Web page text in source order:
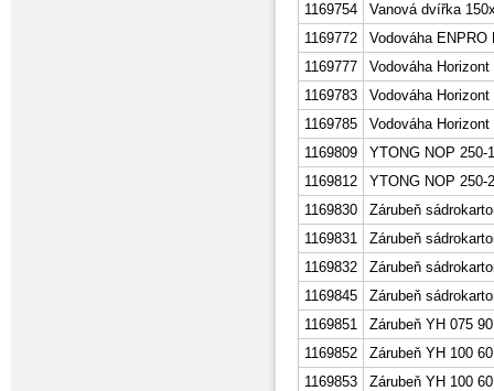
1169754
Vanová dvířka
1169772
Vodováha
1169777
Vodováha
1169783
Vodováha
1169785
Vodováha
1169809
YTONG NOP 250-
1169812
YTONG NOP 250-
1169830
Zárubeň
1169831
Zárubeň
1169832
Zárubeň
1169845
Zárubeň
1169851
Zárubeň YH 075
1169852
Zárubeň YH 100
1169853
Zárubeň YH 100